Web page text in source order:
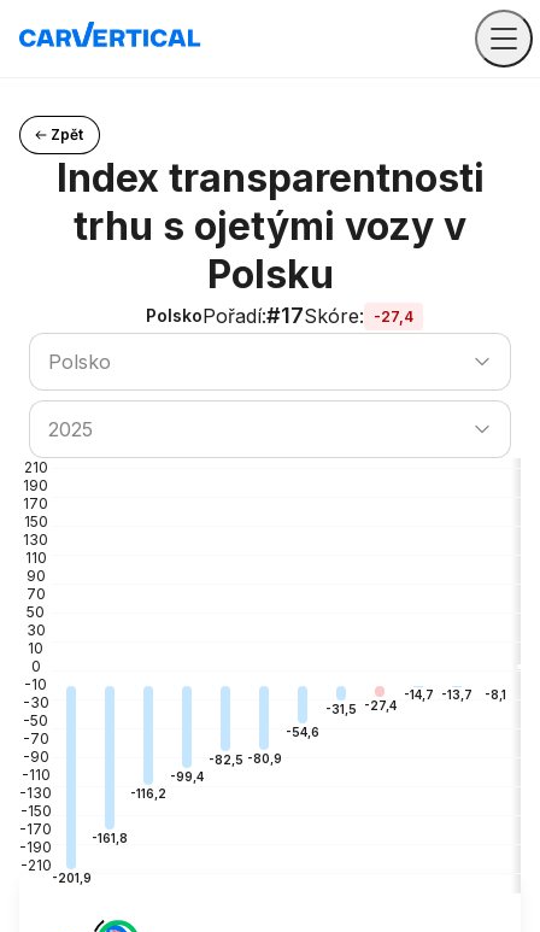
Zpět
Index transparentnosti
trhu s ojetými vozy v
Polsku
PolskoPořadí:#17Skóre: -27,4
Vyhledat zemi
Polsko
Vyhledat zemi
2025
210
190
170
150
130
110
90
70
50
30
10
0
-10
-30
-50
-70
-90
-110
-130
-150
-170
-190
-210
-201,9
-161,8
-116,2
-99,4
-82,5 -80,9
-54,6
-31,5 -27,4
-14,7 -13,7 -8,1